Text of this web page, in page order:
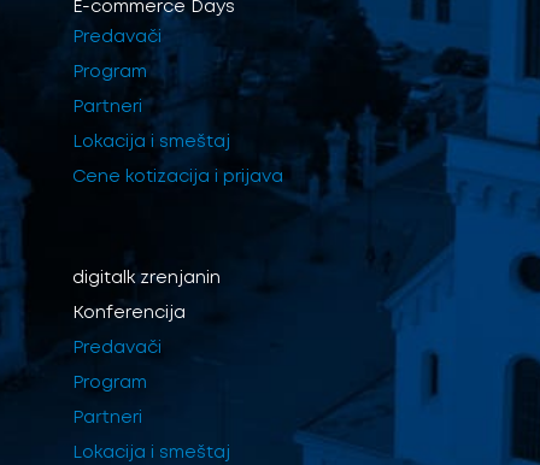
E-commerce Days
Predavači
Program
Partneri
Lokacija i smeštaj
Cene kotizacija i prijava
digitalk zrenjanin
Konferencija
Predavači
Program
Partneri
Lokacija i smeštaj